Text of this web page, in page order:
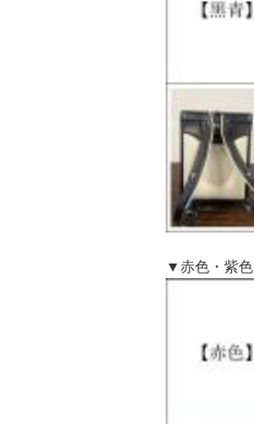
▼赤色・紫色